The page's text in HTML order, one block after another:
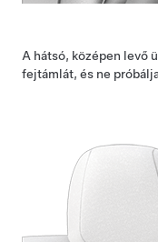
A hátsó, középen levő
fejtámlát, és ne